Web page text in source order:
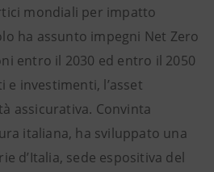
mondiali per impatto
ha assunto impegni Net Zero
entro il 2030 ed entro il 2050
investimenti, l’asset
assicurativa. Convinta
italiana, ha sviluppato una
d’Italia, sede espositiva del